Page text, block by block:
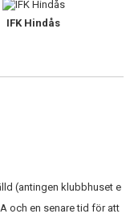
IFK Hindås
(antingen klubbhuset e
och en senare tid för att